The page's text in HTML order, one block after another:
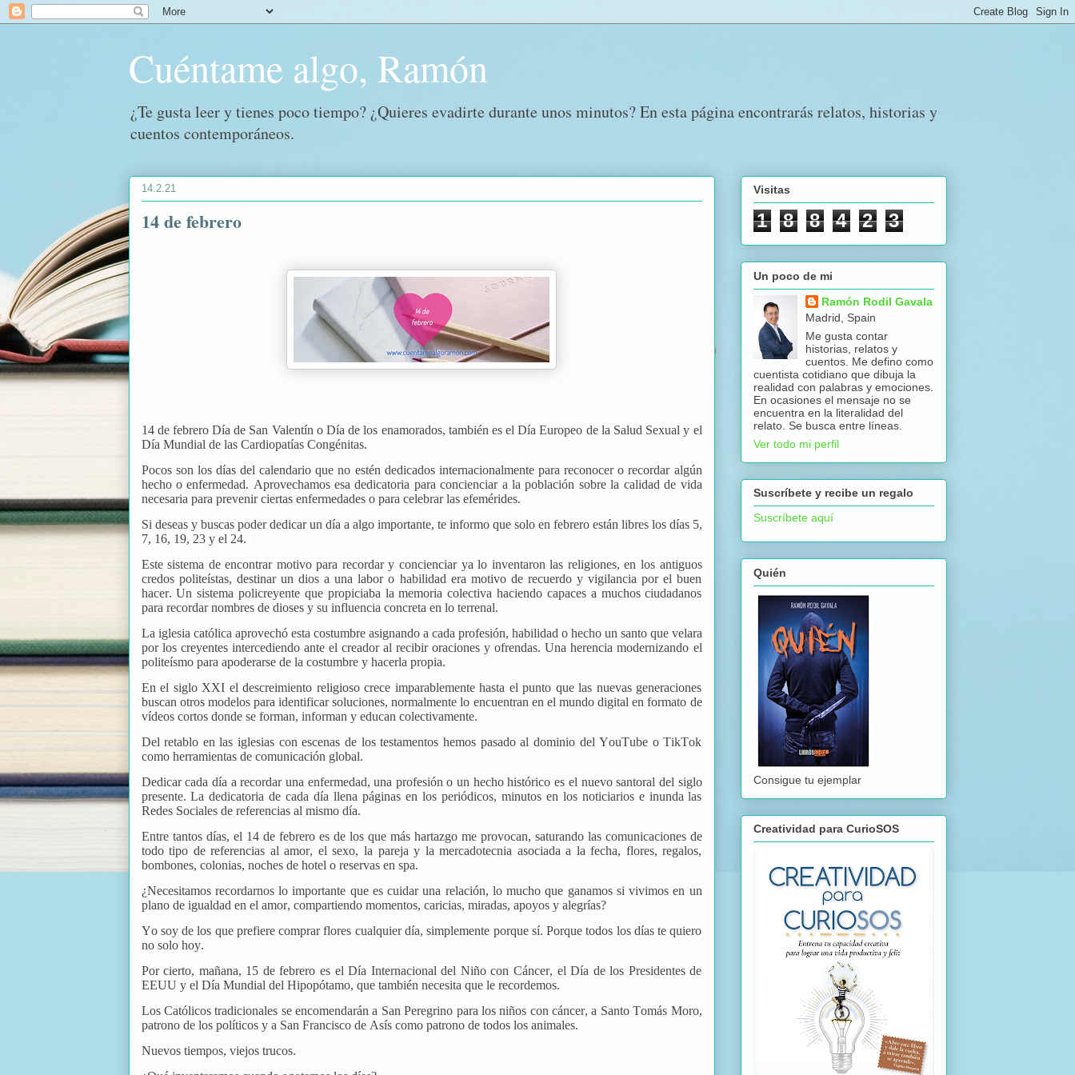
Cuéntame algo, Ramón
¿Te gusta leer y tienes poco tiempo? ¿Quieres evadirte durante unos minutos? En esta página encontrarás relatos, historias y
cuentos contemporáneos.
14.2.21
14 de febrero
14 de febrero Día de San Valentín o Día de los enamorados, también es el Día Europeo de la Salud Sexual y el
Día Mundial de las Cardiopatías Congénitas.
Pocos son los días del calendario que no estén dedicados internacionalmente para reconocer o recordar algún
hecho o enfermedad. Aprovechamos esa dedicatoria para concienciar a la población sobre la calidad de vida
necesaria para prevenir ciertas enfermedades o para celebrar las efemérides.
Si deseas y buscas poder dedicar un día a algo importante, te informo que solo en febrero están libres los días 5,
7, 16, 19, 23 y el 24.
Este sistema de encontrar motivo para recordar y concienciar ya lo inventaron las religiones, en los antiguos
credos politeístas, destinar un dios a una labor o habilidad era motivo de recuerdo y vigilancia por el buen
hacer. Un sistema policreyente que propiciaba la memoria colectiva haciendo capaces a muchos ciudadanos
para recordar nombres de dioses y su influencia concreta en lo terrenal.
La iglesia católica aprovechó esta costumbre asignando a cada profesión, habilidad o hecho un santo que velara
por los creyentes intercediendo ante el creador al recibir oraciones y ofrendas. Una herencia modernizando el
politeísmo para apoderarse de la costumbre y hacerla propia.
En el siglo XXI el descreimiento religioso crece imparablemente hasta el punto que las nuevas generaciones
buscan otros modelos para identificar soluciones, normalmente lo encuentran en el mundo digital en formato de
vídeos cortos donde se forman, informan y educan colectivamente.
Del retablo en las iglesias con escenas de los testamentos hemos pasado al dominio del YouTube o TikTok
como herramientas de comunicación global.
Dedicar cada día a recordar una enfermedad, una profesión o un hecho histórico es el nuevo santoral del siglo
presente. La dedicatoria de cada día llena páginas en los periódicos, minutos en los noticiarios e inunda las
Redes Sociales de referencias al mismo día.
Entre tantos días, el 14 de febrero es de los que más hartazgo me provocan, saturando las comunicaciones de
todo tipo de referencias al amor, el sexo, la pareja y la mercadotecnia asociada a la fecha, flores, regalos,
bombones, colonias, noches de hotel o reservas en spa.
¿Necesitamos recordarnos lo importante que es cuidar una relación, lo mucho que ganamos si vivimos en un
plano de igualdad en el amor, compartiendo momentos, caricias, miradas, apoyos y alegrías?
Yo soy de los que prefiere comprar flores cualquier día, simplemente porque sí. Porque todos los días te quiero
no solo hoy.
Por cierto, mañana, 15 de febrero es el Día Internacional del Niño con Cáncer, el Día de los Presidentes de
EEUU y el Día Mundial del Hipopótamo, que también necesita que le recordemos.
Los Católicos tradicionales se encomendarán a San Peregrino para los niños con cáncer, a Santo Tomás Moro,
patrono de los políticos y a San Francisco de Asís como patrono de todos los animales.
Nuevos tiempos, viejos trucos.
Visitas
1 8 8 4 2 3
Un poco de mi
Ramón Rodil Gavala
Madrid, Spain
Me gusta contar
historias, relatos y
cuentos. Me defino como
cuentista cotidiano que dibuja la
realidad con palabras y emociones.
En ocasiones el mensaje no se
encuentra en la literalidad del
relato. Se busca entre líneas.
Ver todo mi perfil
Suscríbete y recibe un regalo
Suscríbete aquí
Quién
Consigue tu ejemplar
Creatividad para CurioSOS